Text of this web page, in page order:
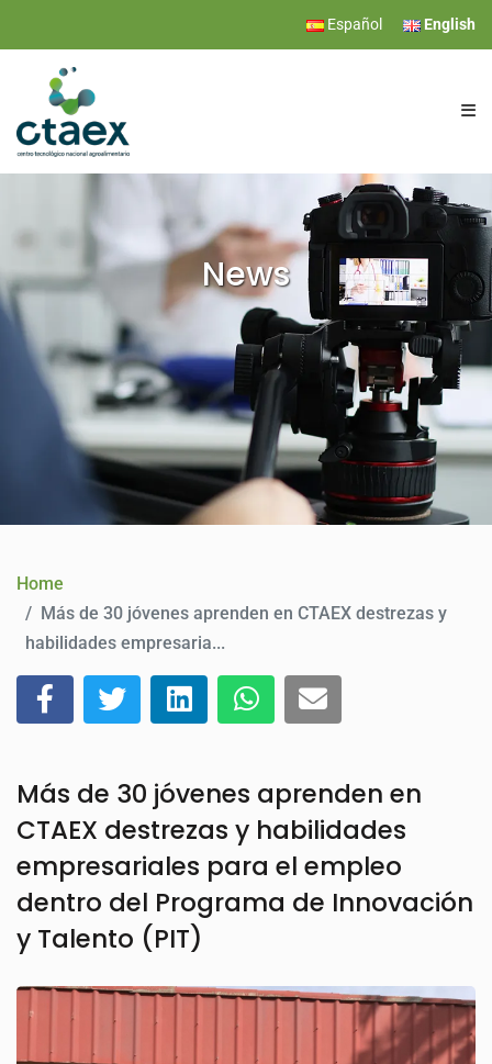
Español English
RESEARCH
SERVICES
EVENTS
NEWS
CONTACT
News
Home
Más de 30 jóvenes aprenden en CTAEX destrezas y
habilidades empresaria...
Más de 30 jóvenes aprenden en
CTAEX destrezas y habilidades
empresariales para el empleo
dentro del Programa de Innovación
y Talento (PIT)